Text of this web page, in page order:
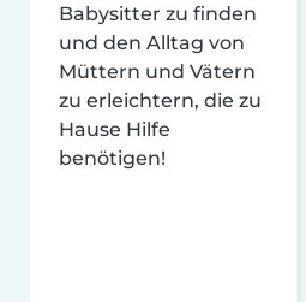
Babysitter zu finden
und den Alltag von
Müttern und Vätern
zu erleichtern, die zu
Hause Hilfe
benötigen!